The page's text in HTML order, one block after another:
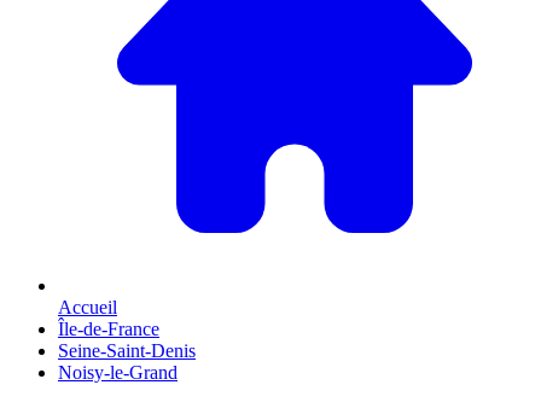
Accueil
Île-de-France
Seine-Saint-Denis
Noisy-le-Grand